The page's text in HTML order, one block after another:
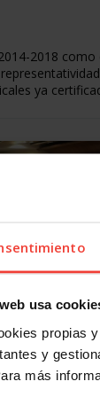
usa
propias
y
más
2018 como
ya
Gestha y CSL
Plural